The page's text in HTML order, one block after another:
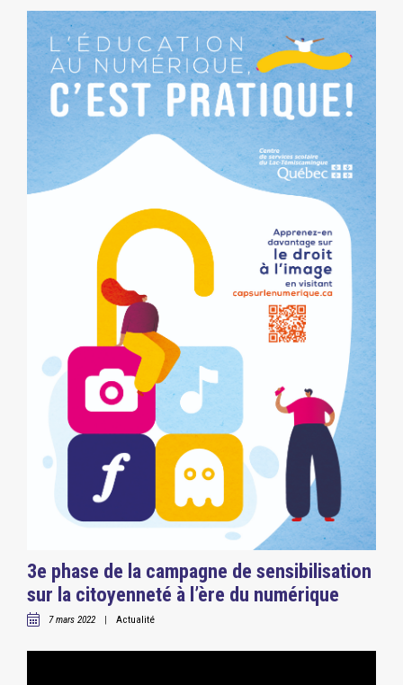
3e phase de la campagne de sensibilisation
sur la citoyenneté à l’ère du numérique
7 mars 2022 | Actualité